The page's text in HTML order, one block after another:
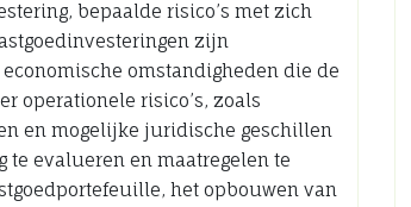
bepaalde risico’s met zich
zijn
omstandigheden die de
operationele risico’s, zoals
en mogelijke juridische geschillen
te evalueren en maatregelen te
het opbouwen van